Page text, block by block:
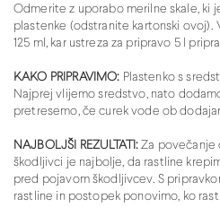
Odmerite z uporabo merilne skale, ki
plastenke (odstranite kartonski ovoj).
125 ml, kar ustreza za pripravo 5 l
KAKO PRIPRAVIMO: Plastenko s
Najprej vlijemo sredstvo, nato
pretresemo, če curek vode ob
NAJBOLJŠI REZULTATI: Za povečanje
škodljivci je najbolje, da rastline
pred pojavom škodljivcev. S
rastline in postopek ponovimo, ko